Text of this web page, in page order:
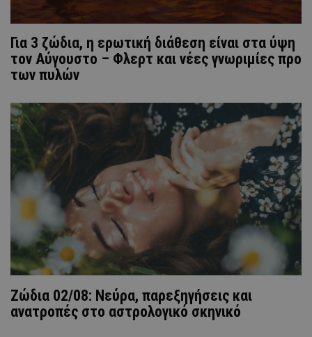
Για 3 ζώδια, η ερωτική διάθεση είναι στα ύψη
τον Αύγουστο – Φλερτ και νέες γνωριμίες προ
των πυλών
Ζώδια 02/08: Νεύρα, παρεξηγήσεις και
ανατροπές στο αστρολογικό σκηνικό